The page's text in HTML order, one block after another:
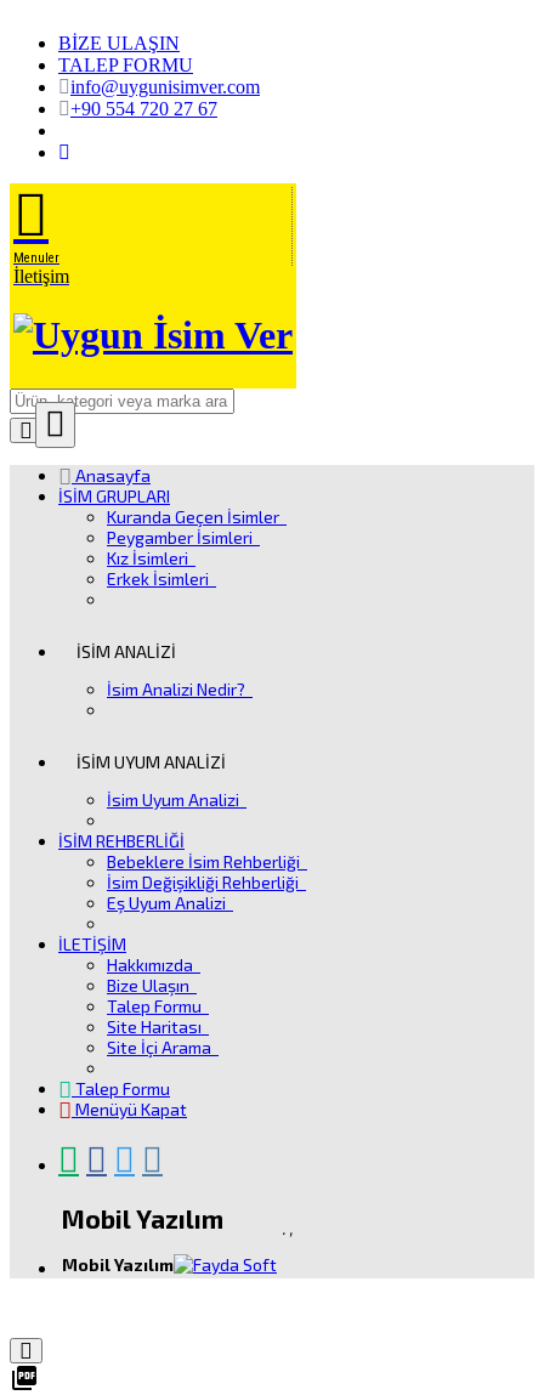
BİZE ULAŞIN
TALEP FORMU
info@uygunisimver.com
+90 554 720 27 67
Menuler
İletişim
CloseÜrün
Arama
Anasayfa
İSİM GRUPLARI
Kuranda Geçen İsimler
Peygamber İsimleri
Kız İsimleri
Erkek İsimleri
İSİM ANALİZİ
İsim Analizi Nedir?
İSİM UYUM ANALİZİ
İsim Uyum Analizi
İSİM REHBERLİĞİ
Bebeklere İsim Rehberliği
İsim Değişikliği Rehberliği
Eş Uyum Analizi
İLETİŞİM
Hakkımızda
Bize Ulaşın
Talep Formu
Site Haritası
Site İçi Arama
Talep Formu
Menüyü Kapat
Mobil Yazılım
Mobil Yazılım
. ,
picture_as_pdf